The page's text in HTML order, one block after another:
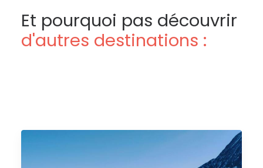
Et pourquoi pas découvrir
d'autres destinations :